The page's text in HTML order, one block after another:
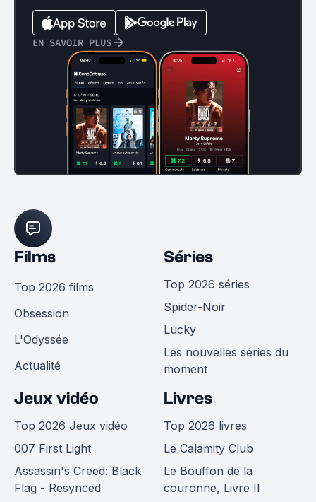
EN SAVOIR PLUS
Films
Top 2026 films
Obsession
L'Odyssée
Actualité
Séries
Top 2026 séries
Spider-Noir
Lucky
Les nouvelles séries du
moment
Jeux vidéo
Top 2026 Jeux vidéo
007 First Light
Assassin's Creed: Black
Flag - Resynced
Livres
Top 2026 livres
Le Calamity Club
Le Bouffon de la
couronne, Livre II